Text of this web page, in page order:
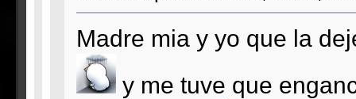
Madre mia y yo que la
y me tuve que